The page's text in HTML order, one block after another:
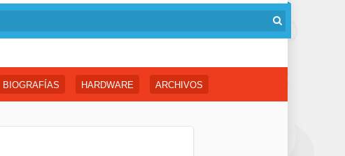
BIOGRAFÍAS HARDWARE ARCHIVOS